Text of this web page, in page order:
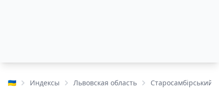
🇺🇦 Индексы Львовская область Старосамбірський